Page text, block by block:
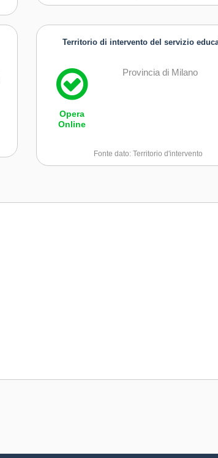
lungimiranti
Territorio di intervento del servizio
Opera
Online
Provincia di Milano
Fonte dato: Territorio d'intervento